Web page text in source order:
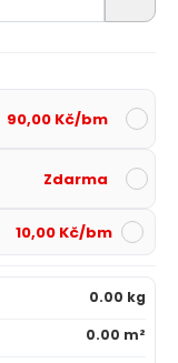
90,00 Kč/bm
Zdarma
10,00 Kč/bm
0.00 kg
0.00 m²